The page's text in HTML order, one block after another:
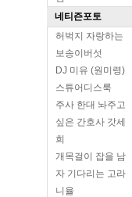
네티즌포토
허벅지 자랑하는
보송이버섯
DJ 미유 (원미령)
스튜어디스룩
주사 한대 놔주고
싶은 간호사 갓세
희
개목걸이 잡을 남
자 기다리는 고라
니율